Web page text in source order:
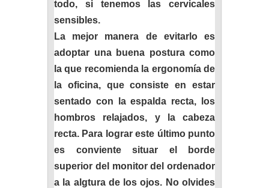
todo, si tenemos las cervicales
sensibles.
La mejor manera de evitarlo es
adoptar una buena postura como
la que recomienda la ergonomía de
la oficina, que consiste en estar
sentado con la espalda recta, los
hombros relajados, y la cabeza
recta. Para lograr este último punto
es conviente situar el borde
superior del monitor del ordenador
a la algtura de los ojos. No olvides